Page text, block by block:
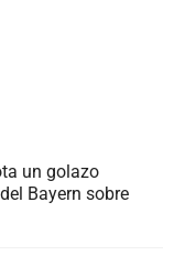
un golazo
Bayern sobre